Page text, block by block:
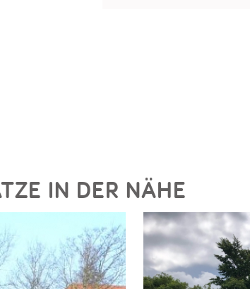
IN DER NÄHE